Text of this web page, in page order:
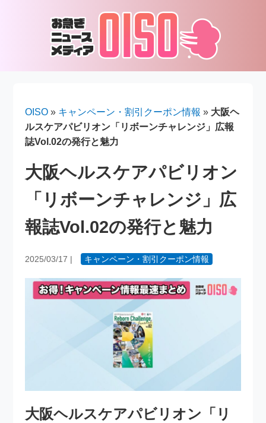
OISO » キャンペーン・割引クーポン情報 » 大阪ヘ
ルスケアパビリオン「リボーンチャレンジ」広報
誌Vol.02の発行と魅力
大阪ヘルスケアパビリオン
「リボーンチャレンジ」広
報誌Vol.02の発行と魅力
2025/03/17 | キャンペーン・割引クーポン情報
大阪ヘルスケアパビリオン「リ